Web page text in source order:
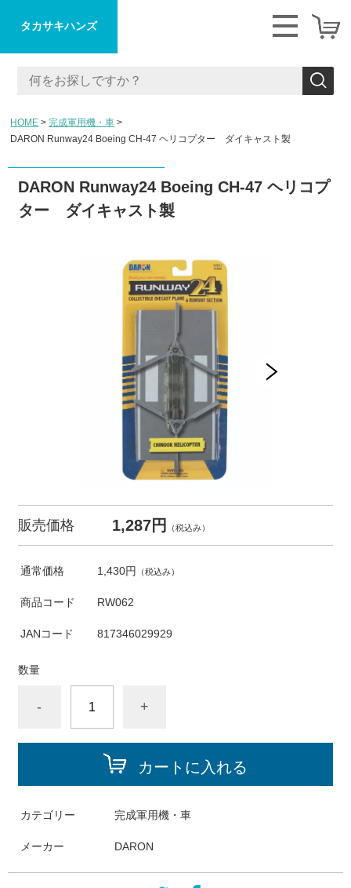
タカサキハンズ
HOME
完成軍用機・車
DARON Runway24 Boeing CH-47 ヘリコプター ダイキャスト製
DARON Runway24 Boeing CH-47 ヘリコプ
ター ダイキャスト製
販売価格 1,287円 （税込み）
通常価格 1,430円 （税込み）
商品コード RW062
JANコード 817346029929
数量
- +
カートに入れる
カテゴリー 完成軍用機・車
メーカー DARON